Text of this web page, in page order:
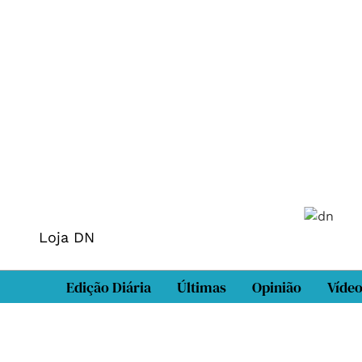
Loja DN
Edição Diária Últimas Opinião